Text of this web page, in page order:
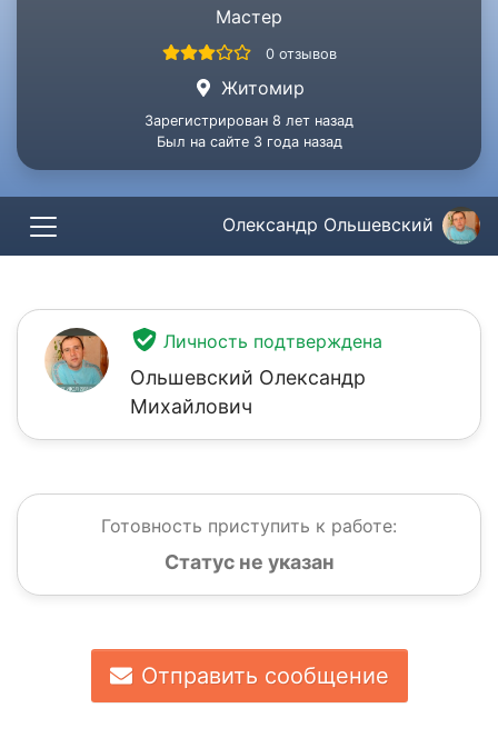
Мастер
0 отзывов
Житомир
Зарегистрирован 8 лет назад
Был на сайте 3 года назад
Олександр Ольшевский
Личность подтверждена
Ольшевский Олександр
Михайлович
Готовность приступить к работе:
Статус не указан
Отправить сообщение